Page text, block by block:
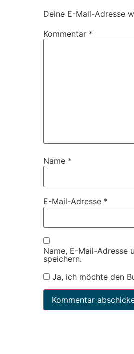
Deine E-Mail-Adresse
Kommentar *
Name *
E-Mail-Adresse *
Name, E-Mail-Adresse
speichern.
Ja, ich möchte den